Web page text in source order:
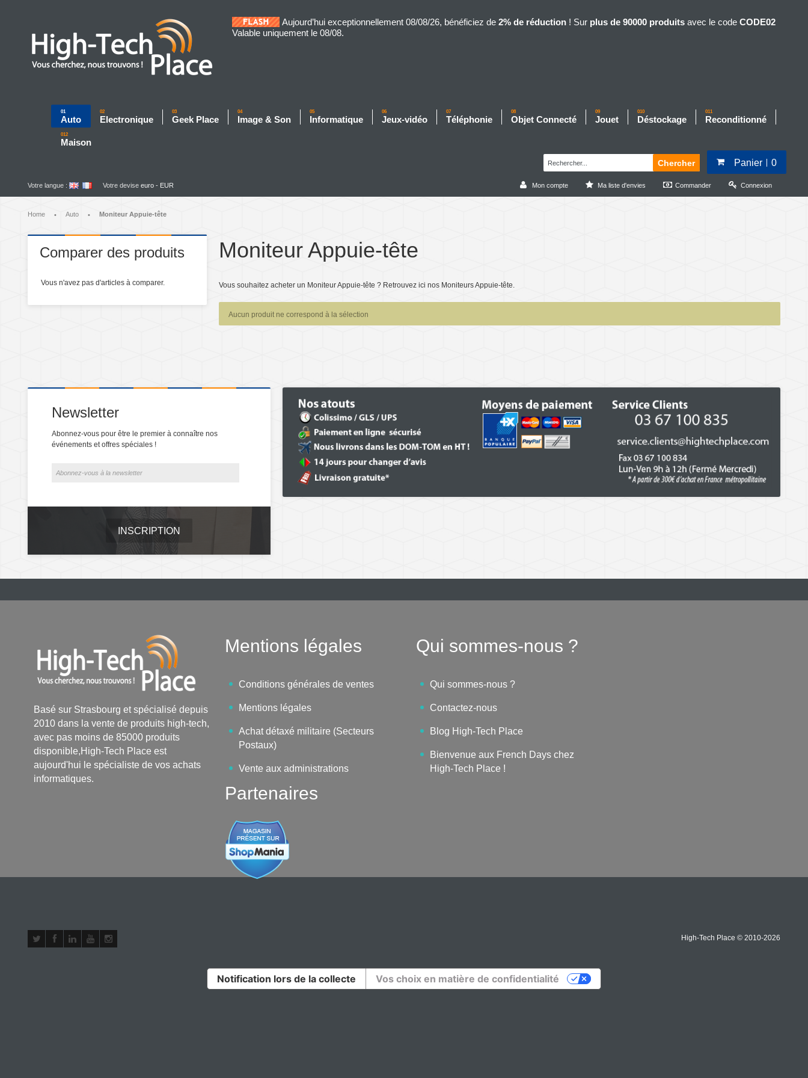
Aujourd’hui exceptionnellement 08/08/26, bénéficiez de 2% de réduction ! Sur plus de 90000 produits avec le code CODE02
Valable uniquement le 08/08.
01
Auto
02
Electronique
03
Geek Place
04
Image & Son
05
Informatique
06
Jeux-vidéo
07
Téléphonie
08
Objet Connecté
09
Jouet
010
Déstockage
011
Reconditionné
012
Maison
Panier
0
Chercher
Mon compte Ma liste d'envies Commander Connexion
Votre langue : Votre devise euro - EUR
Home • Auto • Moniteur Appuie-tête
Moniteur Appuie-tête
Vous souhaitez acheter un Moniteur Appuie-tête ? Retrouvez ici nos Moniteurs Appuie-tête.
Aucun produit ne correspond à la sélection
Comparer des produits
Vous n'avez pas d'articles à comparer.
Newsletter
Abonnez-vous pour être le premier à connaître nos
événements et offres spéciales !
INSCRIPTION
Basé sur Strasbourg et spécialisé depuis
2010 dans la vente de produits high-tech,
avec pas moins de 85000 produits
disponible,High-Tech Place est
aujourd'hui le spécialiste de vos achats
informatiques.
Mentions légales
Conditions générales de ventes
Mentions légales
Achat détaxé militaire (Secteurs
Postaux)
Vente aux administrations
Qui sommes-nous ?
Qui sommes-nous ?
Contactez-nous
Blog High-Tech Place
Bienvenue aux French Days chez
High-Tech Place !
Partenaires
High-Tech Place © 2010-2026
Notification lors de la collecte Vos choix en matière de confidentialité